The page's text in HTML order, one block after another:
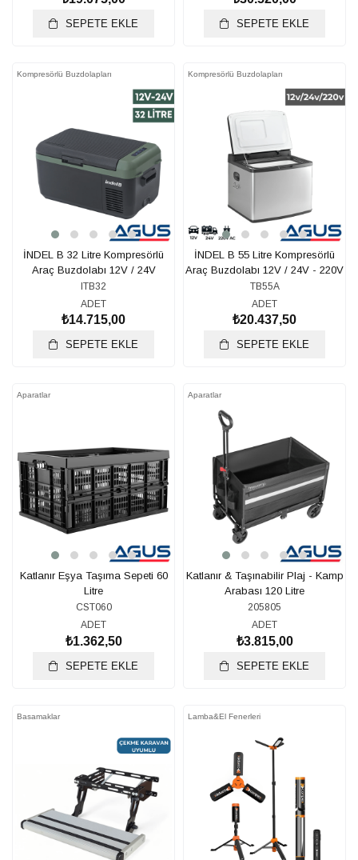
SEPETE EKLE SEPETE EKLE
Kompresörlü Buzdolapları
İNDEL B 32 Litre Kompresörlü
Araç Buzdolabı 12V / 24V
ITB32
ADET
₺14.715,00
SEPETE EKLE
Kompresörlü Buzdolapları
İNDEL B 55 Litre Kompresörlü
Araç Buzdolabı 12V / 24V - 220V
TB55A
ADET
₺20.437,50
SEPETE EKLE
Aparatlar
Katlanır Eşya Taşıma Sepeti 60
Litre
CST060
ADET
₺1.362,50
SEPETE EKLE
Aparatlar
Katlanır & Taşınabilir Plaj - Kamp
Arabası 120 Litre
205805
ADET
₺3.815,00
SEPETE EKLE
Basamaklar Lamba&El Fenerleri